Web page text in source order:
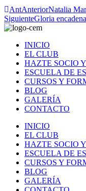
AntAnteriorNatalia
SiguienteGloria
INICIO
EL CLUB
HAZTE SOCIO
ESCUELA DE
CURSOS Y
BLOG
GALERÍA
CONTACTO
INICIO
EL CLUB
HAZTE SOCIO
ESCUELA DE
CURSOS Y
BLOG
GALERÍA